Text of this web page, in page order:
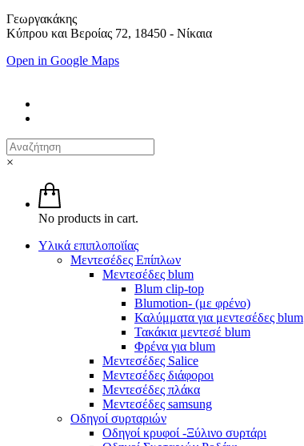
Γεωργακάκης
Κύπρου και Βεροίας 72, 18450 - Νίκαια
Open in Google Maps
×
No products in cart.
Υλικά επιπλοποϊίας
Μεντεσέδες Επίπλων
Μεντεσέδες blum
Blum clip-top
Blumotion- (με φρένο)
Καλύμματα για μεντεσέδες blum
Τακάκια μεντεσέ blum
Φρένα για blum
Μεντεσέδες Salice
Μεντεσέδες διάφοροι
Μεντεσέδες πλάκα
Μεντεσέδες samsung
Οδηγοί συρταριών
Οδηγοί κρυφοί -Ξύλινο συρτάρι